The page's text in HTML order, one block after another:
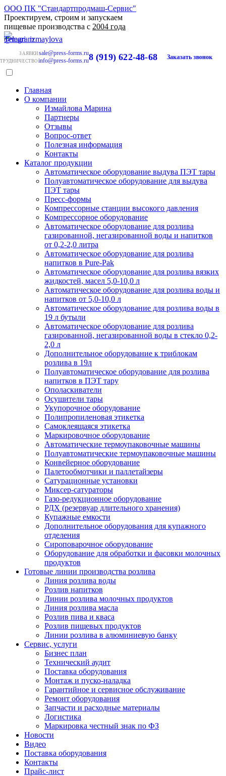
ООО ПК "Стандартпродмаш-Сервис"
Проектируем, строим и запускаем
пищевые производства с 2004 года
ЗАЯВКИ sale@press-forms.ru
info@press-forms.ru8 (919) 622-48-68 Заказать звонок
Главная
О компании
Измайлова Марина
Партнеры
Отзывы
Вопрос-ответ
Полезная информация
Контакты
Каталог продукции
Автоматическое оборудование выдува ПЭТ тары
Полуавтоматическое оборудование для выдува
ПЭТ тары
Пресс-формы
Компрессорные станции высокого давления
Компрессорное оборудование
Автоматическое оборудование для розлива
газированной, негазированной воды и напитков
от 0,2-2,0 литра
Автоматическое оборудование для розлива
напитков в Pure-Pak
Автоматическое оборудование для розлива вязких
жидкостей, масел 5,0-10,0 л
Автоматическое оборудование для розлива воды и
напитков от 5,0-10,0 л
Автоматическое оборудование для розлива воды в
19 л бутыли
Автоматическое оборудование для розлива
газированной, негазированной воды в стекло 0,2-
2,0 л
Дополнительное оборудование к триблокам
розлива в 19л
Полуавтоматическое оборудование для розлива
напитков в ПЭТ тару
Ополаскиватели
Осушители тары
Укупорочное оборудование
Полипропиленовая этикетка
Самоклеящаяся этикетка
Маркировочное оборудование
Автоматические термоупаковочные машины
Полуавтоматические термоупаковочные машины
Конвейерное оборудование
Палетообмотчики и паллетайзеры
Сатурационные установки
Миксер-сатураторы
Газо-редукционное оборудование
РДХ (резервуар длительного хранения)
Купажные емкости
Дополнительное оборудования для купажного
отделения
Сироповарочное оборудование
Оборудование для обработки и фасовки молочных
продуктов
Готовые линии производства розлива
Линия розлива воды
Розлив напитков
Линии розлива молочных продуктов
Линия розлива масла
Розлив пива и кваса
Розлив пищевых продуктов
Линии розлива в алюминиевую банку
Сервис, услуги
Бизнес план
Технический аудит
Поставка оборудования
Монтаж и пуско-наладка
Гарантийное и сервисное обслуживание
Ремонт оборудования
Запчасти и расходные материалы
Логистика
Маркировка честный знак по ФЗ
Новости
Видео
Поставка оборудования
Контакты
Прайс-лист